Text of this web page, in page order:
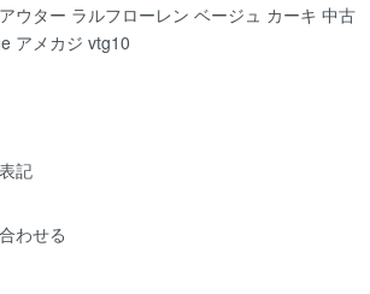
ウター ラルフローレン ベージュ カーキ 中古
アメカジ vtg10
記
わせる